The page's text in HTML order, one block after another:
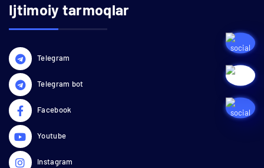
Ijtimoiy tarmoqlar
Telegram
Telegram bot
Facebook
Youtube
Instagram